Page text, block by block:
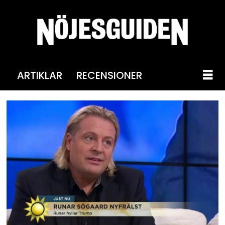
ARTIKLAR RECENSIONER